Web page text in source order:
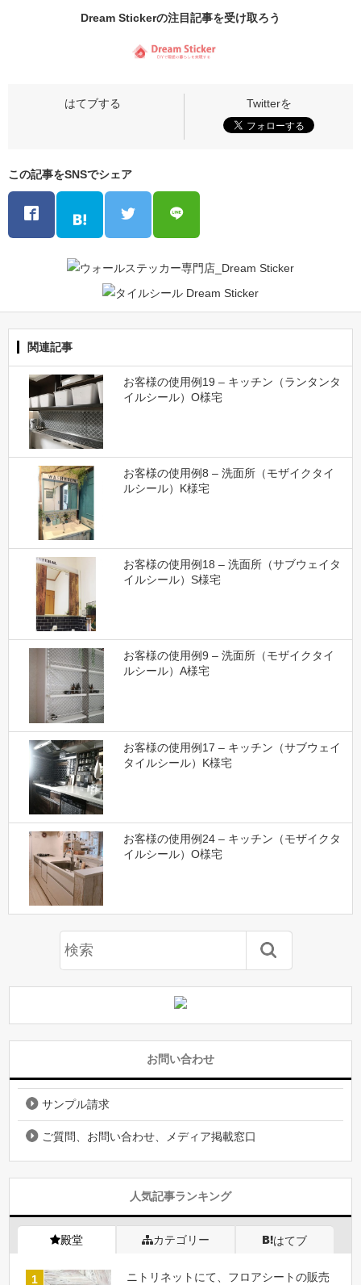
Dream Stickerの注目記事を受け取ろう
この記事をSNSでシェア
関連記事
お客様の使用例19 – キッチン（ランタンタ
イルシール）O様宅
お客様の使用例8 – 洗面所（モザイクタイ
ルシール）K様宅
お客様の使用例18 – 洗面所（サブウェイタ
イルシール）S様宅
お客様の使用例9 – 洗面所（モザイクタイ
ルシール）A様宅
お客様の使用例17 – キッチン（サブウェイ
タイルシール）K様宅
お客様の使用例24 – キッチン（モザイクタ
イルシール）O様宅
お問い合わせ
サンプル請求
ご質問、お問い合わせ、メディア掲載窓口
人気記事ランキング
殿堂 カテゴリー はてブ
ニトリネットにて、フロアシートの販売